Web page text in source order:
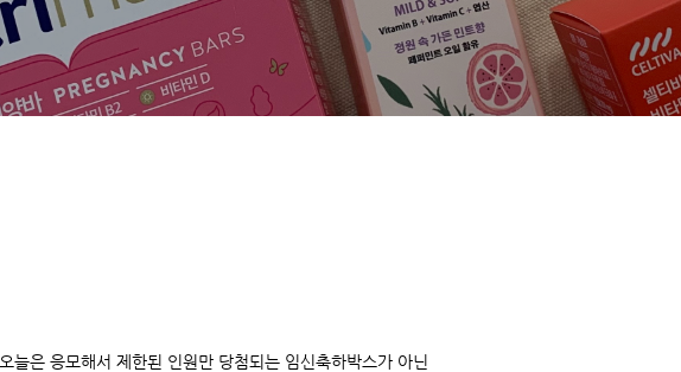
오늘은 응모해서 제한된 인원만 당첨되는 임신축하박스가 아닌